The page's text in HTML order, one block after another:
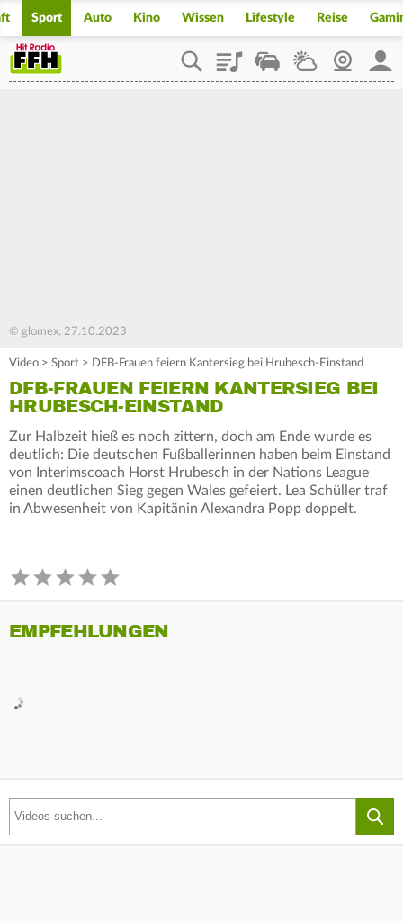
Sport Auto Kino Wissen Lifestyle Reise
PlaylistStaupilotWetterWebcam
© glomex, 27.10.2023
Video > Sport > DFB-Frauen feiern Kantersieg bei Hrubesch-Einstand
DFB-FRAUEN FEIERN KANTERSIEG BEI
HRUBESCH-EINSTAND
Zur Halbzeit hieß es noch zittern, doch am Ende wurde es
deutlich: Die deutschen Fußballerinnen haben beim Einstand
von Interimscoach Horst Hrubesch in der Nations League
einen deutlichen Sieg gegen Wales gefeiert. Lea Schüller traf
in Abwesenheit von Kapitänin Alexandra Popp doppelt.
EMPFEHLUNGEN